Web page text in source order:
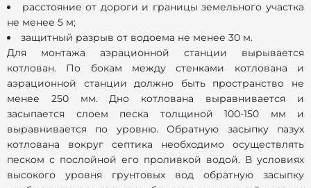
расстояние от дороги и границы земельного участка
не менее 5 м;
защитный разрыв от водоема не менее 30 м.
Для монтажа аэрационной станции вырывается
котлован. По бокам между стенками котлована и
аэрационной станции должно быть пространство не
менее 250 мм. Дно котлована выравнивается и
засыпается слоем песка толщиной 100-150 мм и
выравнивается по уровню. Обратную засыпку пазух
котлована вокруг септика необходимо осуществлять
песком с послойной его проливкой водой. В условиях
высокого уровня грунтовых вод обратную засыпку